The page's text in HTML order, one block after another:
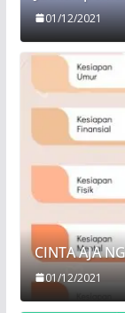
01/12/2021
CINTA AJA
01/12/2021